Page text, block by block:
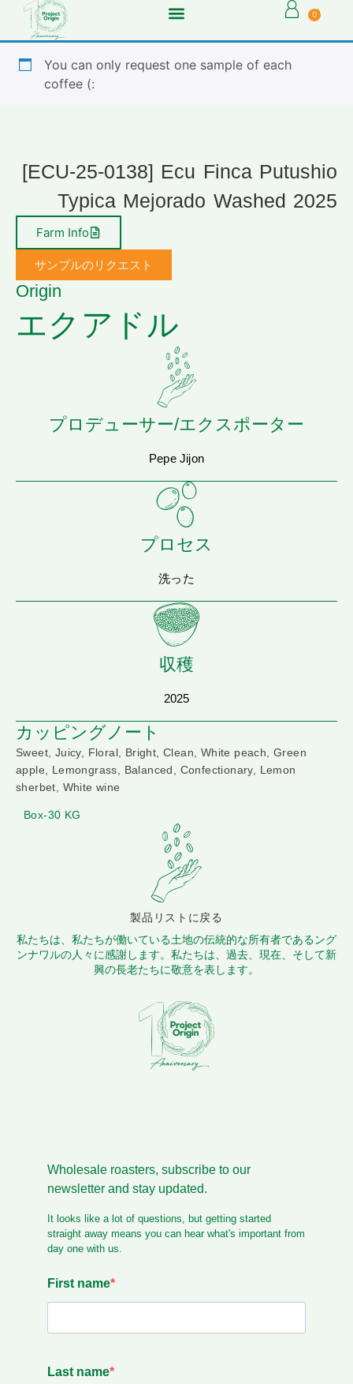
0
You can only request one sample of each
coffee (:
[ECU-25-0138] Ecu Finca Putushio
Typica Mejorado Washed 2025
Farm Info
サンプルのリクエスト
Origin
エクアドル
プロデューサー/エクスポーター
Pepe Jijon
プロセス
洗った
収穫
2025
カッピングノート
Sweet, Juicy, Floral, Bright, Clean, White peach, Green
apple, Lemongrass, Balanced, Confectionary, Lemon
sherbet, White wine
Box-30 KG
製品リストに戻る
私たちは、私たちが働いている土地の伝統的な所有者であるング
ンナワルの人々に感謝します。私たちは、過去、現在、そして新
興の長老たちに敬意を表します。